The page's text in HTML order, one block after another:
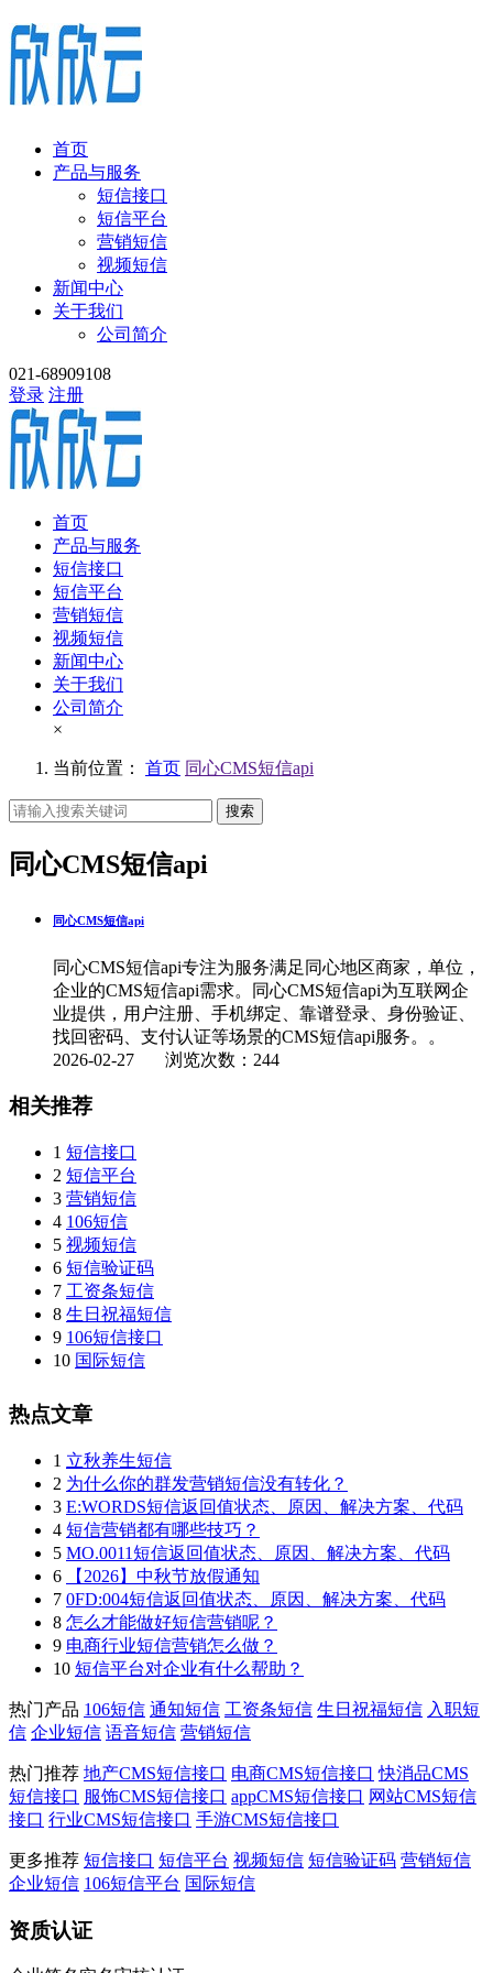
首页
产品与服务
短信接口
短信平台
营销短信
视频短信
新闻中心
关于我们
公司简介
021-68909108
登录 注册
首页
产品与服务
短信接口
短信平台
营销短信
视频短信
新闻中心
关于我们
公司简介
×
当前位置： 首页 同心CMS短信api
搜索
同心CMS短信api
同心CMS短信api
同心CMS短信api专注为服务满足同心地区商家，单位，
企业的CMS短信api需求。同心CMS短信api为互联网企
业提供，用户注册、手机绑定、靠谱登录、身份验证、
找回密码、支付认证等场景的CMS短信api服务。。
2026-02-27 浏览次数：244
相关推荐
1 短信接口
2 短信平台
3 营销短信
4 106短信
5 视频短信
6 短信验证码
7 工资条短信
8 生日祝福短信
9 106短信接口
10 国际短信
热点文章
1 立秋养生短信
2 为什么你的群发营销短信没有转化？
3 E:WORDS短信返回值状态、原因、解决方案、代码
4 短信营销都有哪些技巧？
5 MO.0011短信返回值状态、原因、解决方案、代码
6
【2026】中秋节放假通知
7 0FD:004短信返回值状态、原因、解决方案、代码
8 怎么才能做好短信营销呢？
9 电商行业短信营销怎么做？
10 短信平台对企业有什么帮助？
热门产品 106短信 通知短信 工资条短信 生日祝福短信 入职短
信 企业短信 语音短信 营销短信
热门推荐 地产CMS短信接口 电商CMS短信接口 快消品CMS
短信接口 服饰CMS短信接口 appCMS短信接口 网站CMS短信
接口 行业CMS短信接口 手游CMS短信接口
更多推荐 短信接口 短信平台 视频短信 短信验证码 营销短信
企业短信 106短信平台 国际短信
资质认证